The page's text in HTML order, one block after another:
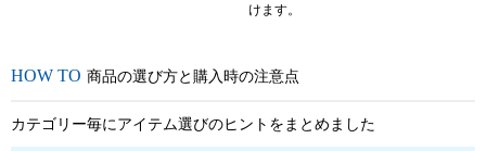
けます。
商品の選び方と購入時の注意点
カテゴリー毎にアイテム選びのヒントをまとめました